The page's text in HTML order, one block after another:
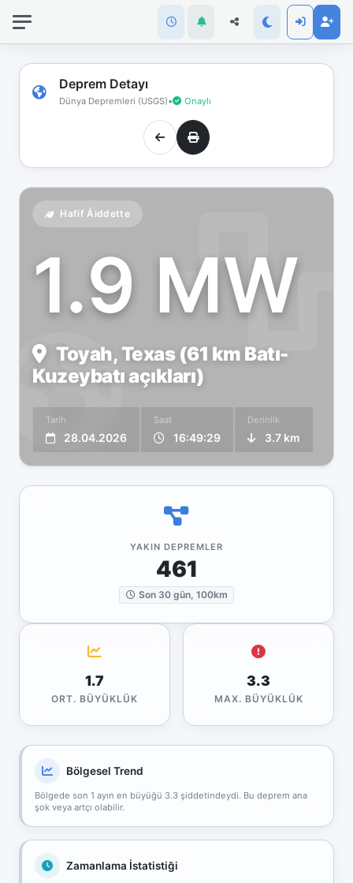
Deprem Detayı
Dünya Depremleri (USGS)• Onaylı
Hafif Åiddette
1.9 MW
Toyah, Texas (61 km Batı-
Kuzeybatı açıkları)
Tarih
28.04.2026
Saat
16:49:29
Derinlik
3.7 km
YAKIN DEPREMLER
461
Son 30 gün, 100km
1.7
ORT. BÜYÜKLÜK
3.3
MAX. BÜYÜKLÜK
Bölgesel Trend
Bölgede son 1 ayın en büyüğü 3.3 şiddetindeydi. Bu deprem ana
şok veya artçı olabilir.
Zamanlama İstatistiği
bağlantınız
koptu!
Çevrimdışı
moddasınız.